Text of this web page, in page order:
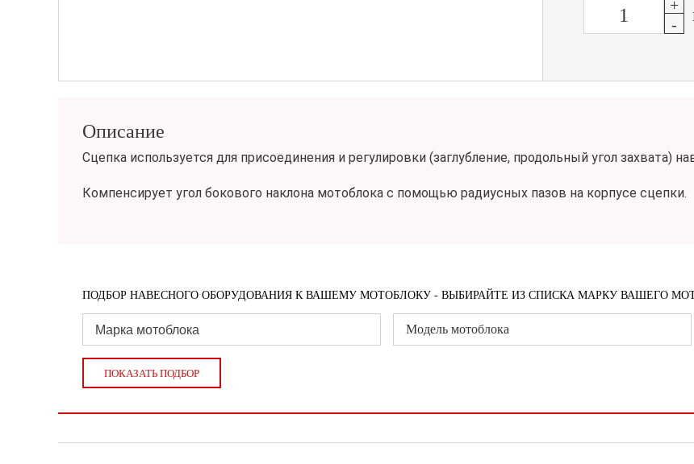
+
-
Описание
Сцепка используется для присоединения и регулировки (заглубление, продольный угол захвата)
Компенсирует угол бокового наклона мотоблока с помощью радиусных пазов на корпусе сцепки.
ПОДБОР НАВЕСНОГО ОБОРУДОВАНИЯ К ВАШЕМУ МОТОБЛОКУ - ВЫБИРАЙТЕ ИЗ СПИСКА МАРКУ ВАШЕГО
Модель мотоблока
ПОКАЗАТЬ ПОДБОР